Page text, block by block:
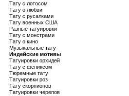
Тату с лотосом
Тату о любви
Тату с русалками
Тату военных США
Разные татуировки
Тату с монстрами
Тату о кино
Музыкальные тату
Индейские мотивы
Татуировки орхидей
Тату с фениксом
Тюремные тату
Татуировки роз
Тату скорпионов
Татуировки черепов